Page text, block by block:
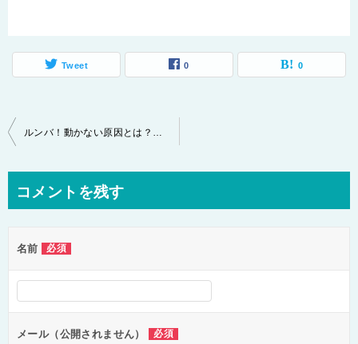
Tweet 0 0
投
ビ
ー
シ
ン
コメントを残す
名前 必須
メール（公開されません） 必須